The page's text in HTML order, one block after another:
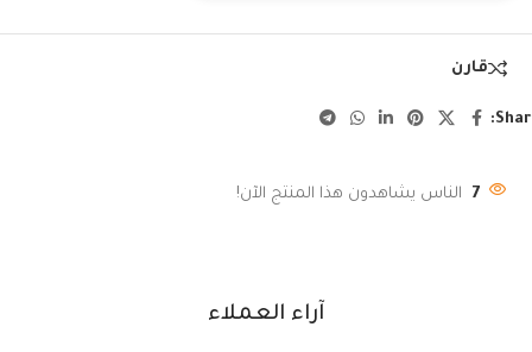
قارن
7 الناس يشاهدون هذا المنتج الآن!
آراء العملاء